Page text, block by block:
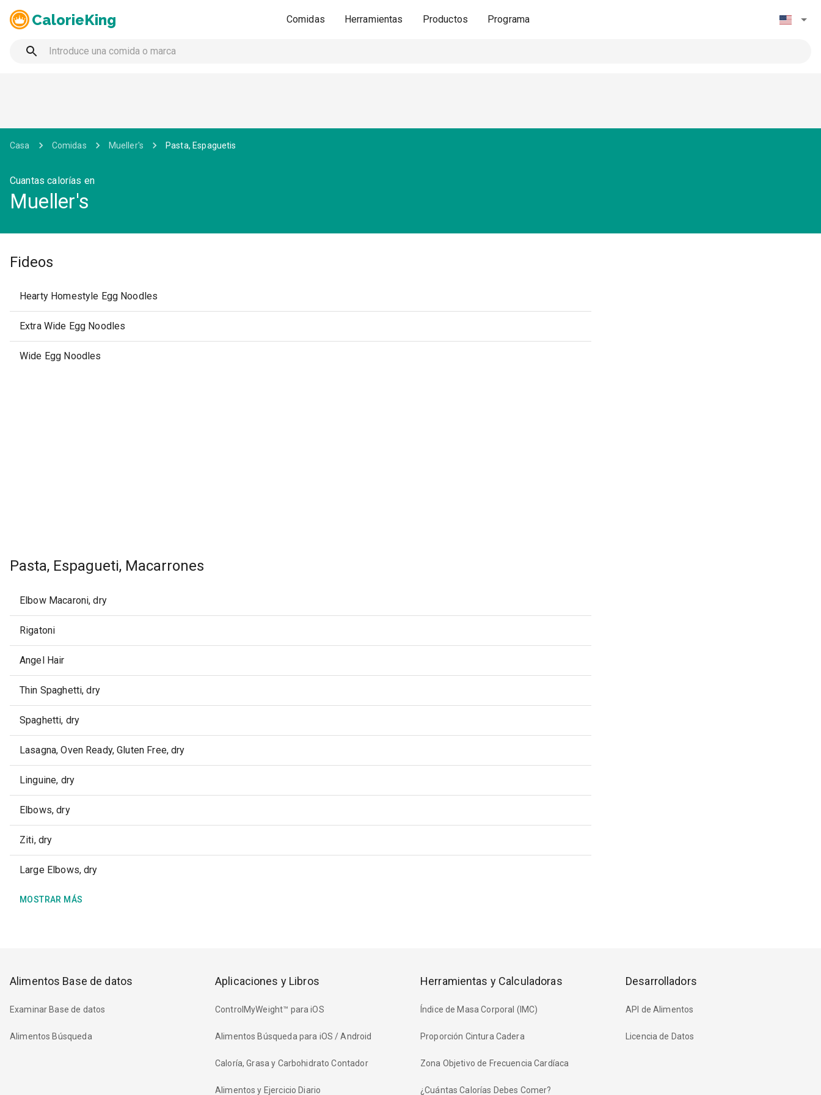
CalorieKing Comidas Herramientas Productos Programa
Casa Comidas Mueller's Pasta, Espaguetis
Cuantas calorías en
Mueller's
Fideos
Hearty Homestyle Egg Noodles
Extra Wide Egg Noodles
Wide Egg Noodles
Pasta, Espagueti, Macarrones
Elbow Macaroni, dry
Rigatoni
Angel Hair
Thin Spaghetti, dry
Spaghetti, dry
Lasagna, Oven Ready, Gluten Free, dry
Linguine, dry
Elbows, dry
Ziti, dry
Large Elbows, dry
MOSTRAR MÁS
Alimentos Base de datos
Examinar Base de datos
Alimentos Búsqueda
Aplicaciones y Libros
ControlMyWeight™ para iOS
Alimentos Búsqueda para iOS / Android
Caloría, Grasa y Carbohidrato Contador
Alimentos y Ejercicio Diario
Herramientas y Calculadoras
Índice de Masa Corporal (IMC)
Proporción Cintura Cadera
Zona Objetivo de Frecuencia Cardíaca
¿Cuántas Calorías Debes Comer?
Desarrolladors
API de Alimentos
Licencia de Datos